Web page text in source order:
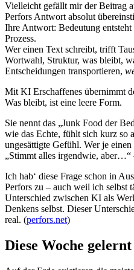
Vielleicht gefällt mir der Beitrag
Perfors Antwort absolut
Ihre Antwort: Bedeutung
Prozess.
Wer einen Text schreibt, trifft
Wortwahl, Struktur, was bleibt,
Entscheidungen transportieren,
Mit KI Erschaffenes übernimmt
Was bleibt, ist eine leere Form.
Sie nennt das „Junk Food der
wie das Echte, fühlt sich kurz so
ungesättigte Gefühl. Wer je
„Stimmt alles irgendwie, aber…“
Ich hab‘ diese Frage schon in
Perfors zu – auch weil ich selbst
Unterschied zwischen KI als
Denkens selbst. Dieser
real. (perfors.net)
Diese Woche gelernt